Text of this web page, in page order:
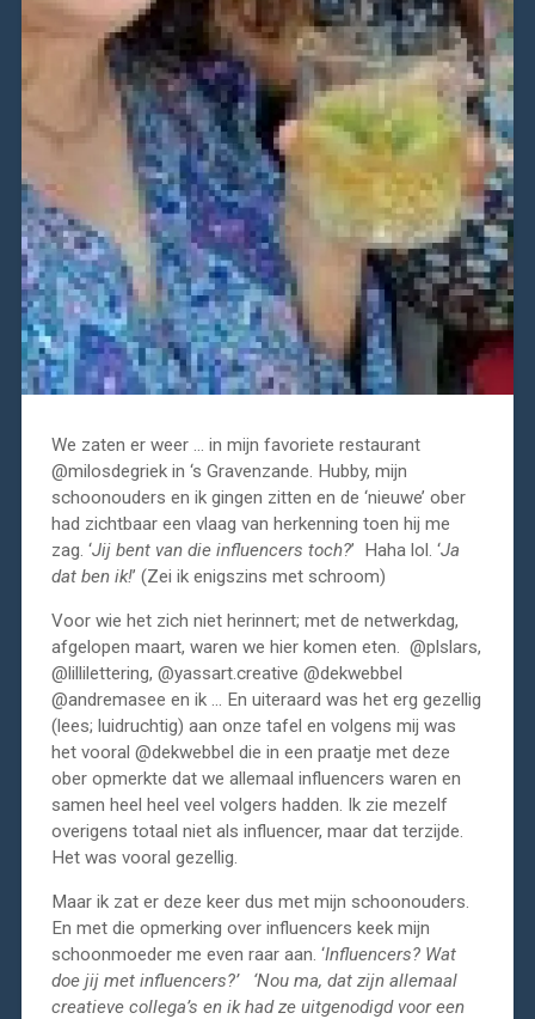
We zaten er weer … in mijn favoriete restaurant
@milosdegriek in ‘s Gravenzande. Hubby, mijn
schoonouders en ik gingen zitten en de ‘nieuwe’ ober
had zichtbaar een vlaag van herkenning toen hij me
zag. ‘Jij bent van die influencers toch?’ Haha lol. ‘Ja
dat ben ik!’ (Zei ik enigszins met schroom)
Voor wie het zich niet herinnert; met de netwerkdag,
afgelopen maart, waren we hier komen eten. @plslars,
@lillilettering, @yassart.creative @dekwebbel
@andremasee en ik … En uiteraard was het erg gezellig
(lees; luidruchtig) aan onze tafel en volgens mij was
het vooral @dekwebbel die in een praatje met deze
ober opmerkte dat we allemaal influencers waren en
samen heel heel veel volgers hadden. Ik zie mezelf
overigens totaal niet als influencer, maar dat terzijde.
Het was vooral gezellig.
Maar ik zat er deze keer dus met mijn schoonouders.
En met die opmerking over influencers keek mijn
schoonmoeder me even raar aan. ‘Influencers? Wat
doe jij met influencers?’ ‘Nou ma, dat zijn allemaal
creatieve collega’s en ik had ze uitgenodigd voor een